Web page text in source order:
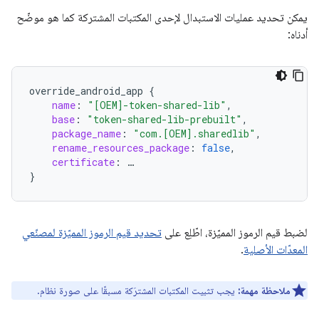
يمكن تحديد عمليات الاستبدال لإحدى المكتبات المشتركة كما هو موضّح
أدناه:
override_android_app {
name : "[OEM]-token-shared-lib" ,
base : "token-shared-lib-prebuilt" ,
package_name : "com.[OEM].sharedlib" ,
rename_resources_package : false,
certificate :
…
}
لضبط قيم الرموز المميّزة، اطّلِع على تحديد قيم الرموز المميّزة لمصنّعي
المعدّات الأصلية.
ملاحظة مهمة: يجب تثبيت المكتبات المشترَكة مسبقًا على صورة نظام.